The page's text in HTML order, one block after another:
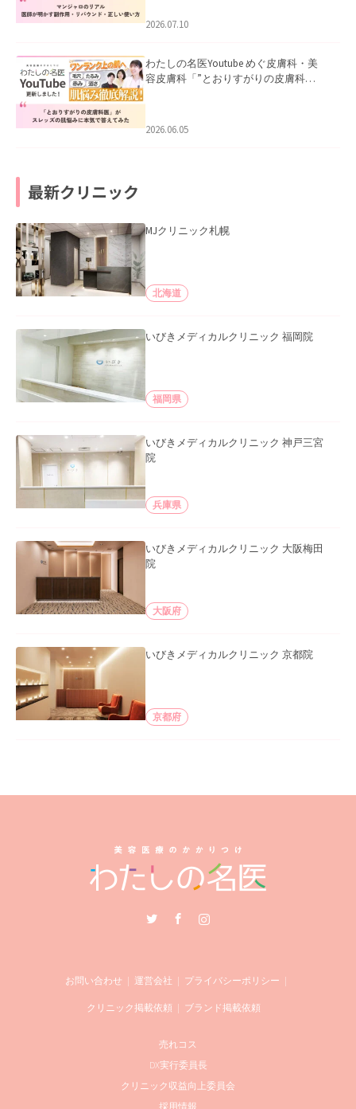
た。
2026.07.10
わたしの名医Youtube めぐ皮膚科・美
容皮膚科「”とおりすがりの皮膚科
2026.06.05
最新クリニック
MJクリニック札幌
北海道
いびきメディカルクリニック 福岡院
福岡県
いびきメディカルクリニック 神戸三宮
院
兵庫県
いびきメディカルクリニック 大阪梅田
院
大阪府
いびきメディカルクリニック 京都院
京都府
Instagram
お問い合わせ 運営会社 プライバシーポリシー
クリニック掲載依頼 ブランド掲載依頼
売れコス
DX実行委員長
クリニック収益向上委員会
採用情報